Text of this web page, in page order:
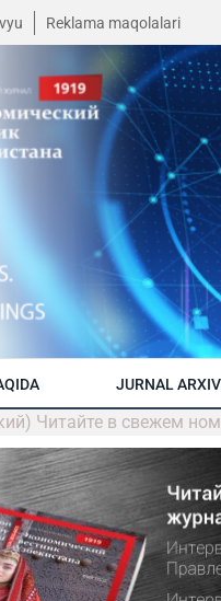
Reklama maqolalari
JURNAL
Читайте в свежем